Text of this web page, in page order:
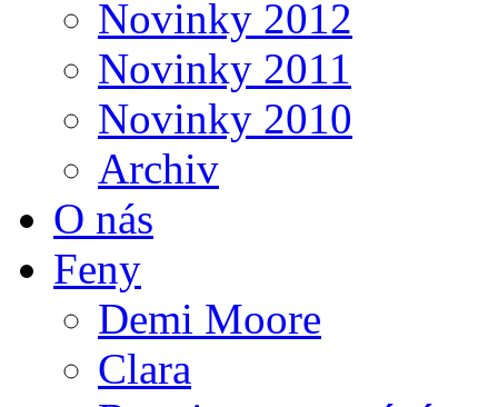
Novinky 2012
Novinky 2011
Novinky 2010
Archiv
O nás
Feny
Demi Moore
Clara